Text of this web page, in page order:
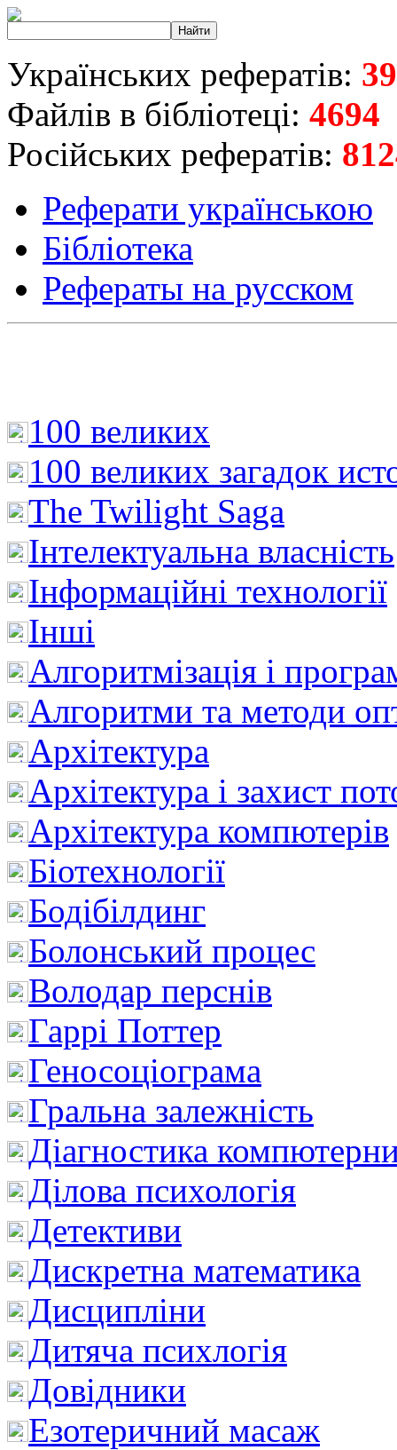
Українських рефератів:
Файлів в бібліотеці: 4694
Російських рефератів:
Реферати українською
Бібліотека
Рефераты на русском
100 великих
100 великих загадок
The Twilight Saga
Інтелектуальна влaсність
Інформаційні технології
Інші
Алгоритмізація і
Алгоритми та методи
Архітектура
Архітектура і захист
Архітектура компютерів
Біотехнології
Бодібілдинг
Болонський процес
Володар перснів
Гаррі Поттер
Геносоціограма
Гральна залежність
Діагностика
Ділова психологія
Детективи
Дискретна математика
Дисципліни
Дитяча психлогія
Довідники
Езотеричний масаж